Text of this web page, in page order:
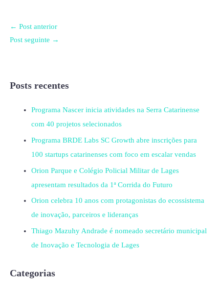
← Post anterior
Post seguinte →
Posts recentes
Programa Nascer inicia atividades na Serra Catarinense
com 40 projetos selecionados
Programa BRDE Labs SC Growth abre inscrições para
100 startups catarinenses com foco em escalar vendas
Orion Parque e Colégio Policial Militar de Lages
apresentam resultados da 1ª Corrida do Futuro
Orion celebra 10 anos com protagonistas do ecossistema
de inovação, parceiros e lideranças
Thiago Mazuhy Andrade é nomeado secretário municipal
de Inovação e Tecnologia de Lages
Categorias